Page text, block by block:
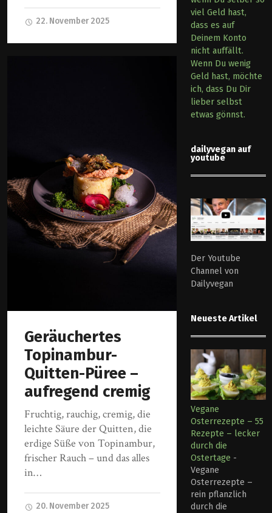
22. November 2025
Geräuchertes
Topinambur-
Quitten-Püree –
aufregend cremig
Fruchtig, rauchig, cremig, die
leichte Säure der Quitten, die
erdige Süße von Topinambur,
frischer Rauch – und das alles
in…
20. November 2025
viel Geld hast,
dass es auf
Deinem Konto
nicht auffällt.
Wenn Du wenig
Geld hast, möchte
ich, dass Du Dir
lieber selbst
etwas gönnst.
dailyvegan auf
youtube
Der Youtube
Channel von
Dailyvegan
Neueste Artikel
Vegane
Osterrezepte – 55
Rezepte – lecker
durch die
Ostertage -
Vegane
Osterrezepte –
rein pflanzlich
durch die